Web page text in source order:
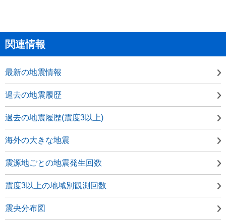
関連情報
最新の地震情報
過去の地震履歴
過去の地震履歴(震度3以上)
海外の大きな地震
震源地ごとの地震発生回数
震度3以上の地域別観測回数
震央分布図